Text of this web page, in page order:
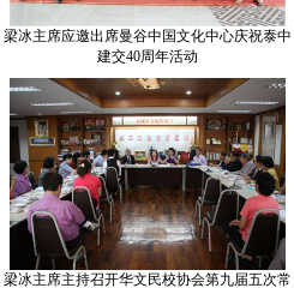
梁冰主席应邀出席曼谷中国文化中心庆祝泰中
建交40周年活动
梁冰主席主持召开华文民校协会第九届五次常